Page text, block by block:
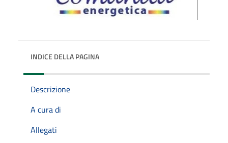
INDICE DELLA PAGINA
Descrizione
A cura di
Allegati